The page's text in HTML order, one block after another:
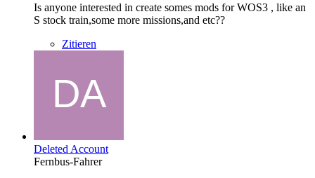
Is anyone interested in create somes mods for WOS3 , like an
S stock train,some more missions,and etc??
Zitieren
Deleted Account
Fernbus-Fahrer